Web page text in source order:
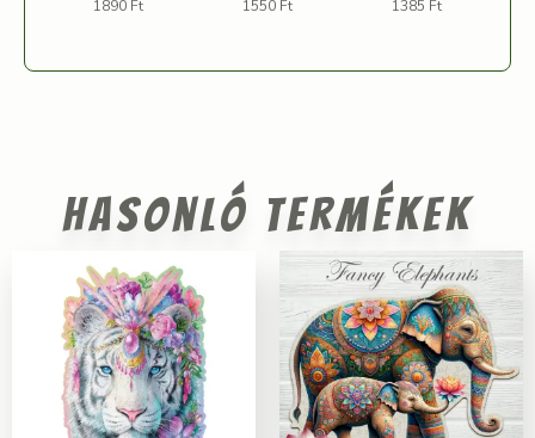
1890 Ft 1550 Ft 1385 Ft
Hasonló termékek